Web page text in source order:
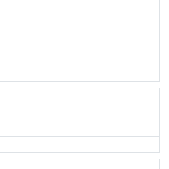
开放强磁场低温光学研究平台-OptiCool的
2 4
022-29545-5
详细信息请参考：
zh/news/detail/2205101395268
图（图片来源于R. D. Averitt教授的公开
）
国）